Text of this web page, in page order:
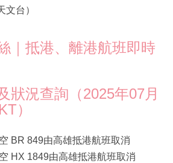
文台）
｜抵港、離港航班即時
狀況查詢（2025年07月
）
BR 849由高雄抵港航班取消
HX 1849由高雄抵港航班取消